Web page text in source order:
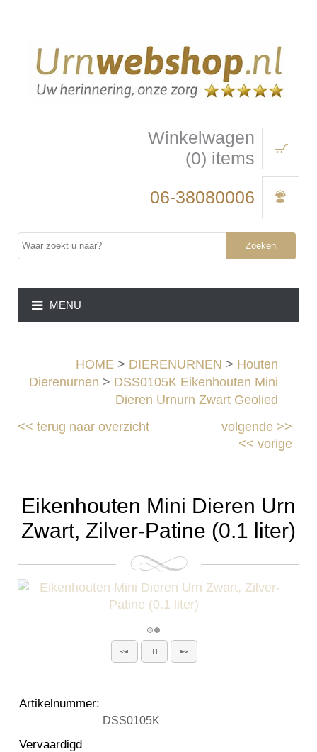
Winkelwagen
(0) items
06-38080006
Zoeken
MENU
HOME > DIERENURNEN > Houten
Dierenurnen > DSS0105K Eikenhouten Mini
Dieren Urnurn Zwart Geolied
<<terug naar overzicht volgende>>
<< vorige
Eikenhouten Mini Dieren Urn
Zwart, Zilver-Patine (0.1 liter)
Artikelnummer:
DSS0105K
Vervaardigd